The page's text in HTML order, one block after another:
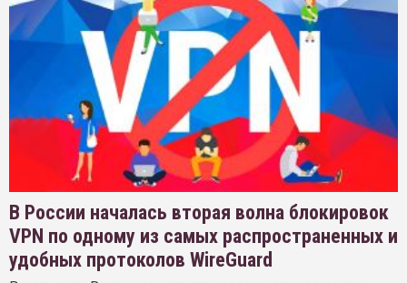
В России началась вторая волна блокировок
VPN по одному из самых распространенных и
удобных протоколов WireGuard